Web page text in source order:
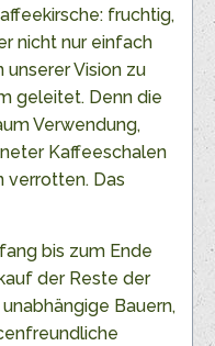
fruchtig,
nicht nur einfach
unserer Vision zu
geleitet. Denn die
Verwendung,
Kaffeeschalen
verrotten. Das
bis zum Ende
der Reste der
Bauern,